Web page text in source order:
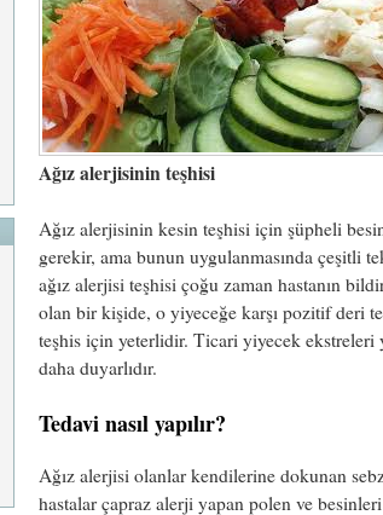
Ağız alerjisinin teşhisi
Ağız alerjisinin kesin teşhisi için şüpheli
gerekir, ama bunun uygulanmasında çeşitli
ağız alerjisi teşhisi çoğu zaman hastanın
olan bir kişide, o yiyeceğe karşı pozitif deri
teşhis için yeterlidir. Ticari yiyecek ekstreleri
daha duyarlıdır.
Tedavi nasıl yapılır?
Ağız alerjisi olanlar kendilerine dokunan
hastalar çapraz alerji yapan polen ve